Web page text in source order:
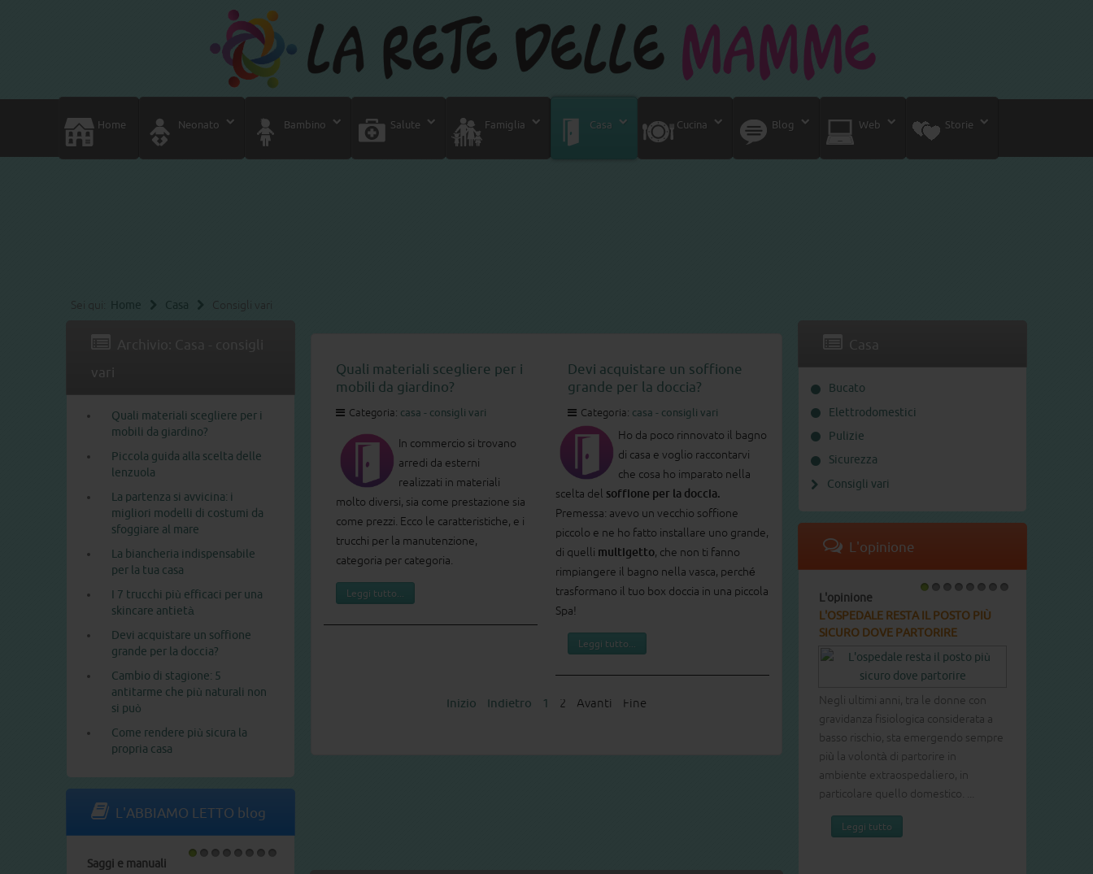
Home Neonato Bambino Salute Famiglia Casa Cucina Blog Web Storie
Sei qui: Home Casa Consigli vari
Quali materiali scegliere per i
mobili da giardino?
Categoria: casa - consigli vari
In commercio si trovano
arredi da esterni
realizzati in materiali
molto diversi, sia come prestazione sia
come prezzi. Ecco le caratteristiche, e i
trucchi per la manutenzione,
categoria per categoria.
Leggi tutto...
Devi acquistare un soffione
grande per la doccia?
Categoria: casa - consigli vari
Ho da poco rinnovato il bagno
di casa e voglio raccontarvi
che cosa ho imparato nella
scelta del soffione per la doccia.
Premessa: avevo un vecchio soffione
piccolo e ne ho fatto installare uno grande,
di quelli multigetto, che non ti fanno
rimpiangere il bagno nella vasca, perché
trasformano il tuo box doccia in una piccola
Spa!
Leggi tutto...
Inizio Indietro 1 2 Avanti Fine
vari
Quali materiali scegliere per i
mobili da giardino?
Piccola guida alla scelta delle
lenzuola
La partenza si avvicina: i
migliori modelli di costumi da
sfoggiare al mare
La biancheria indispensabile
per la tua casa
I 7 trucchi più efficaci per una
skincare antietà
Devi acquistare un soffione
grande per la doccia?
Cambio di stagione: 5
antitarme che più naturali non
si può
Come rendere più sicura la
propria casa
L'ABBIAMO LETTO blog
Saggi e manuali
Casa
Bucato
Elettrodomestici
Pulizie
Sicurezza
Consigli vari
L'opinione
L'opinione
L'OSPEDALE RESTA IL POSTO PIÙ
SICURO DOVE PARTORIRE
Negli ultimi anni, tra le donne con
gravidanza fisiologica considerata a
basso rischio, sta emergendo sempre
più la volontà di partorire in
ambiente extraospedaliero, in
particolare quello domestico. ...
Leggi tutto